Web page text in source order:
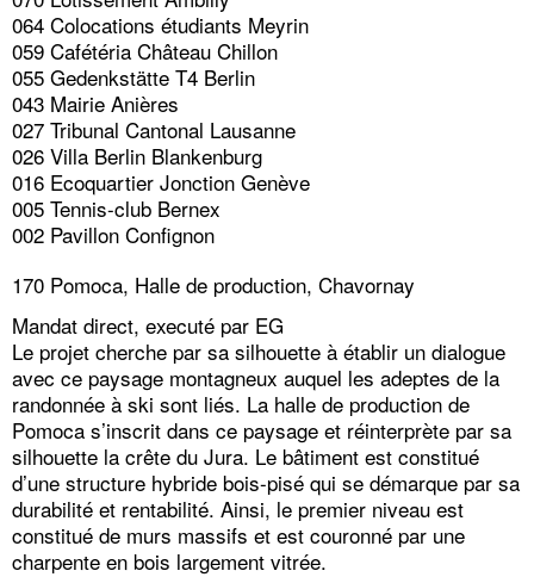
064 Colocations étudiants Meyrin
059 Cafétéria Château Chillon
055 Gedenkstätte T4 Berlin
043 Mairie Anières
027 Tribunal Cantonal Lausanne
026 Villa Berlin Blankenburg
016 Ecoquartier Jonction Genève
005 Tennis-club Bernex
002 Pavillon Confignon
170 Pomoca, Halle de production, Chavornay
Mandat direct, executé par EG
Le projet cherche par sa silhouette à établir un dialogue
avec ce paysage montagneux auquel les adeptes de la
randonnée à ski sont liés. La halle de production de
Pomoca s’inscrit dans ce paysage et réinterprète par sa
silhouette la crête du Jura. Le bâtiment est constitué
d’une structure hybride bois-pisé qui se démarque par sa
durabilité et rentabilité. Ainsi, le premier niveau est
constitué de murs massifs et est couronné par une
charpente en bois largement vitrée.